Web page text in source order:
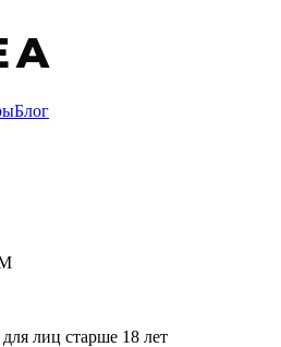
Блог
лиц старше 18 лет